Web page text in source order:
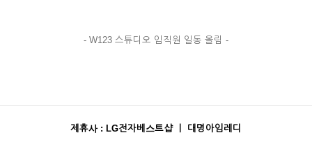
- W123 스튜디오 임직원 일동 올림 -
제휴사 : LG전자베스트샵 ㅣ 대명아임레디